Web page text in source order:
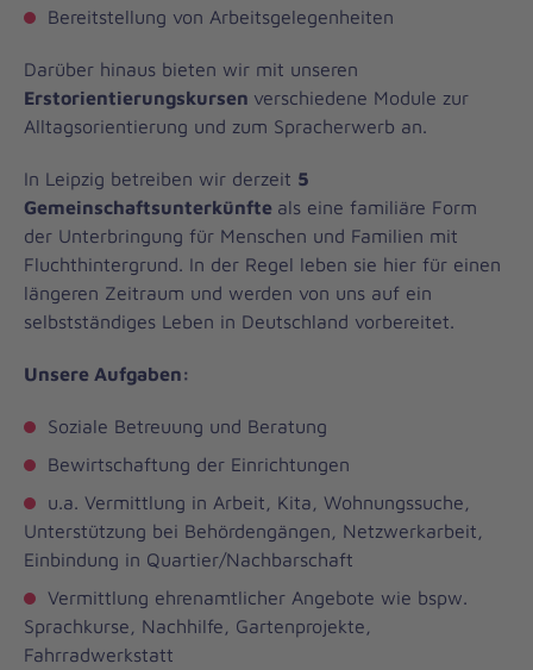
Bereitstellung von Arbeitsgelegenheiten
Darüber hinaus bieten wir mit unseren
Erstorientierungskursen verschiedene Module zur
Alltagsorientierung und zum Spracherwerb an.
In Leipzig betreiben wir derzeit 5
Gemeinschaftsunterkünfte als eine familiäre Form
der Unterbringung für Menschen und Familien mit
Fluchthintergrund. In der Regel leben sie hier für einen
längeren Zeitraum und werden von uns auf ein
selbstständiges Leben in Deutschland vorbereitet.
Unsere Aufgaben:
Soziale Betreuung und Beratung
Bewirtschaftung der Einrichtungen
u.a. Vermittlung in Arbeit, Kita, Wohnungssuche,
Unterstützung bei Behördengängen, Netzwerkarbeit,
Einbindung in Quartier/Nachbarschaft
Vermittlung ehrenamtlicher Angebote wie bspw.
Sprachkurse, Nachhilfe, Gartenprojekte,
Fahrradwerkstatt